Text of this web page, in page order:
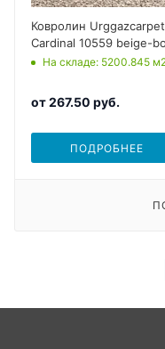
Ковролин Urggazcarpet
Cardinal 10559 beige-
На складе: 5200.845
от267.50 руб.
ПОДРОБНЕЕ